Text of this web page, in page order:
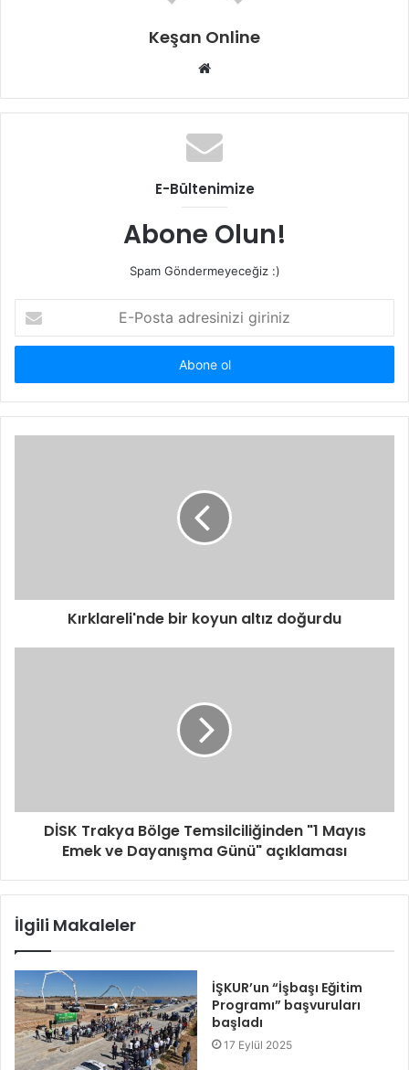
Keşan Online
Web
E-Bültenimize
Abone Olun!
Spam Göndermeyeceğiz :)
Posta
adresinizi
Kırklareli'nde bir koyun altız doğurdu
DİSK Trakya Bölge Temsilciliğinden "1 Mayıs
Emek ve Dayanışma Günü" açıklaması
İlgili Makaleler
İŞKUR’un “İşbaşı Eğitim
Programı” başvuruları
başladı
17 Eylül 2025